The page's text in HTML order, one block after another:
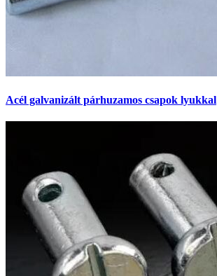
Acél galvanizált párhuzamos csapok lyukkal